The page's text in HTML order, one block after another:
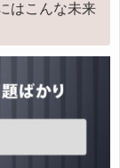
はこんな未来